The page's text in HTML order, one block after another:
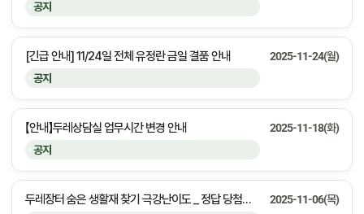
공지
공지
[긴급 안내] 11/24일 전체 유정란 금일 결품 안내 2025-11-24(월)
공지
【안내】두레상담실 업무시간 변경 안내 2025-11-18(화)
두레장터 숨은 생활재 찾기 극강난이도 _ 정답 당첨자 안내 2025-11-06(목)